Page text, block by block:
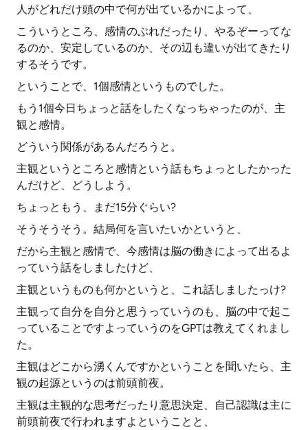
人がどれだけ頭の中で何が出ているかによって、
こういうところ、感情のぶれだったり、やるぞーってな
るのか、安定しているのか、その辺も違いが出てきたり
するそうです。
ということで、1個感情というものでした。
もう1個今日ちょっと話をしたくなっちゃったのが、主
観と感情。
どういう関係があるんだろうと。
主観というところと感情という話もちょっとしたかった
んだけど、どうしよう。
ちょっともう、まだ15分ぐらい?
そうそうそう。結局何を言いたいかというと、
だから主観と感情で、今感情は脳の働きによって出るよ
っていう話をしましたけど、
主観というものも何かというと、これ話しましたっけ?
主観って自分を自分と思うっていうのも、脳の中で起こ
っていることですよっていうのをGPTは教えてくれまし
た。
主観はどこから湧くんですかということを聞いたら、主
観の起源というのは前頭前夜。
主観は主観的な思考だったり意思決定、自己認識は主に
前頭前夜で行われますよということと、